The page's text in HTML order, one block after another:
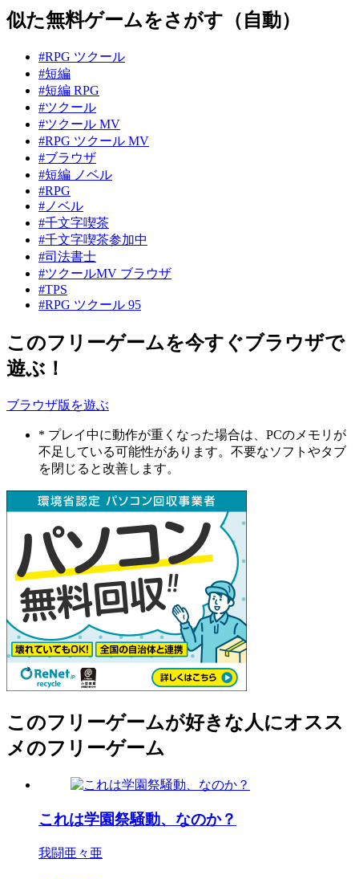
似た無料ゲームをさがす（自動）
#RPG ツクール
#短編
#短編 RPG
#ツクール
#ツクール MV
#RPG ツクール MV
#ブラウザ
#短編 ノベル
#RPG
#ノベル
#千文字喫茶
#千文字喫茶参加中
#司法書士
#ツクールMV ブラウザ
#TPS
#RPG ツクール 95
このフリーゲームを今すぐブラウザで
遊ぶ！
ブラウザ版を遊ぶ
* プレイ中に動作が重くなった場合は、PCのメモリが
不足している可能性があります。不要なソフトやタブ
を閉じると改善します。
このフリーゲームが好きな人にオスス
メのフリーゲーム
これは学園祭騒動、なのか？
我闘亜々亜